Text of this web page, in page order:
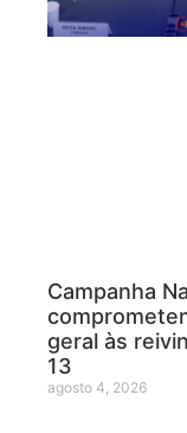
Campanha
geral às
13
agosto 4, 2026